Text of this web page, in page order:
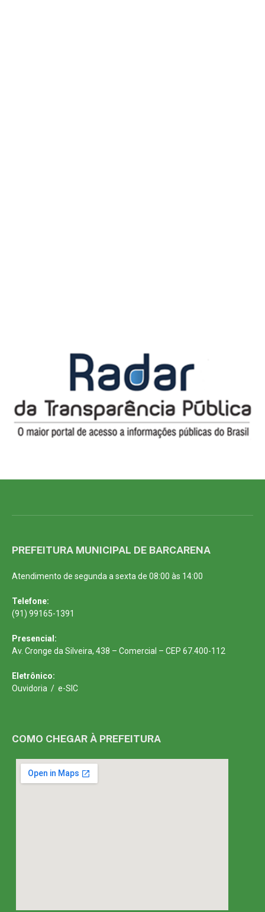
PREFEITURA MUNICIPAL DE BARCARENA
Atendimento de segunda a sexta de 08:00 às 14:00
Telefone:
(91) 99165-1391
Presencial:
Av. Cronge da Silveira, 438 – Comercial – CEP 67.400-112
Eletrônico:
Ouvidoria / e-SIC
COMO CHEGAR À PREFEITURA